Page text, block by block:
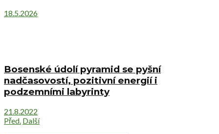
18.5.2026
Bosenské údolí pyramid se pyšní
nadčasovostí, pozitivní energií i
podzemními labyrinty
21.8.2022
Před. Další